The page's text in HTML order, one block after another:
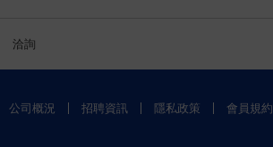
洽詢
公司概況 招聘資訊 隱私政策 會員規約